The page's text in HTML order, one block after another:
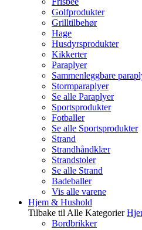
Golfprodukter
Grilltilbehør
Hage
Husdyrsprodukter
Kikkerter
Paraplyer
Sammenleggbare
Stormparaplyer
Se alle Paraplyer
Sportsprodukter
Fotballer
Se alle Sportsprodukter
Strand
Strandhåndklær
Strandstoler
Se alle Strand
Badeballer
Vis alle varene
Hjem & Hushold
Tilbake til Alle Kategorier
Bordbrikker